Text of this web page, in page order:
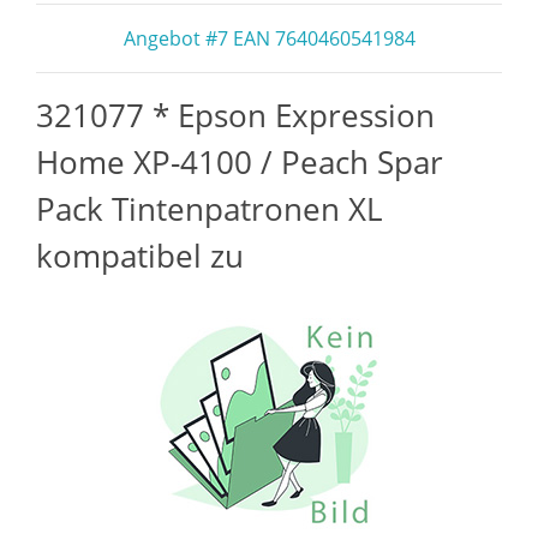
Angebot #7 EAN 7640460541984
321077 * Epson Expression
Home XP-4100 / Peach Spar
Pack Tintenpatronen XL
kompatibel zu